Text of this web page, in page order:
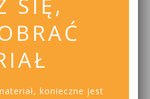
SIĘ,
konieczne jest